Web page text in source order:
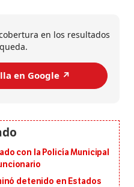
en los resultados
en Google ↗️
con la Policía Municipal
detenido en Estados